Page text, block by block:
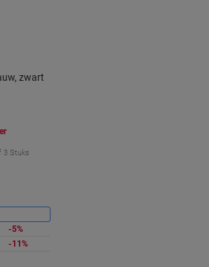
zwart
3 Stuks
-5%
-11%